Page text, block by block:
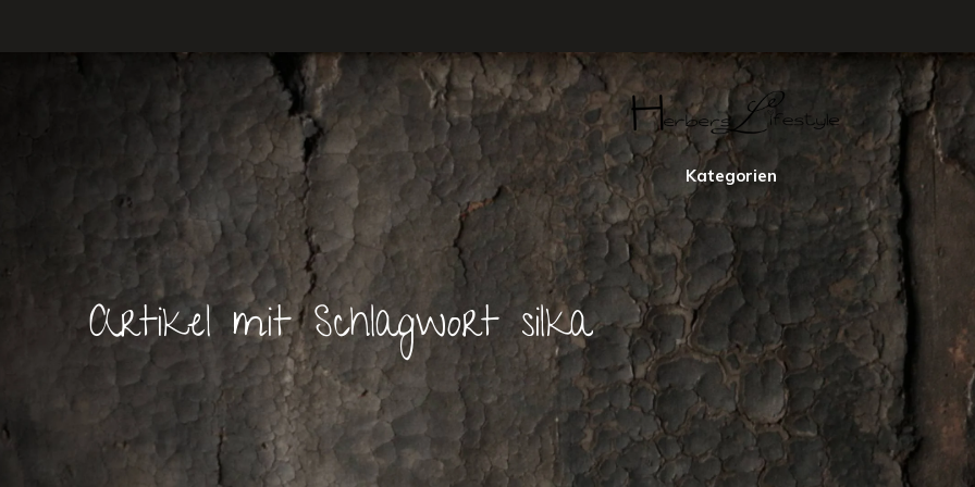
Kategorien
Artikel mit Schlagwort silka